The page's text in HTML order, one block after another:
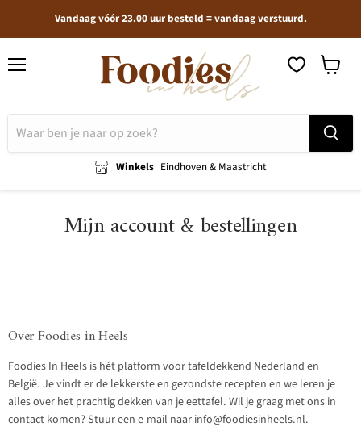
Vandaag vóór 23.00 uur besteld = vandaag verstuurd.
Winkels Eindhoven & Maastricht
Mijn account & bestellingen
Over Foodies in Heels
Foodies In Heels is hét platform voor tafeldekkend Nederland en
België. Je vindt er de lekkerste en gezondste recepten en we leren je
alles over het prachtig dekken van je eettafel. Wil je graag met ons in
contact komen? Stuur een e-mail naar info@foodiesinheels.nl.